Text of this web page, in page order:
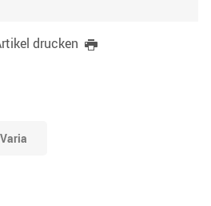
drucken
Varia